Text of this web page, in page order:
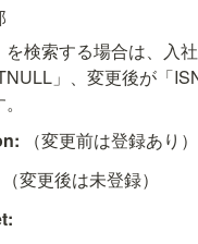
検索する場合は、入社
」、変更後が「
（変更前は登録あり）
（変更後は未登録）